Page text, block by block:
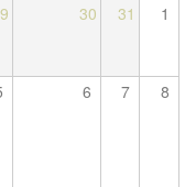
30 31 1
6 7 8